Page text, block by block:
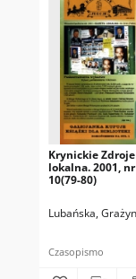
Krynickie
lokalna. 2001,
10(79-80)
Lubańska,
Czasopismo